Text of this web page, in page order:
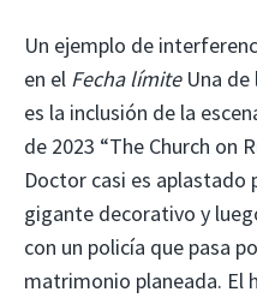
Un ejemplo de
en el Fecha límiteUna de
es la inclusión de la
de 2023 “The Church on
Doctor casi es aplastado
gigante decorativo y
con un policía que pasa
matrimonio planeada. El